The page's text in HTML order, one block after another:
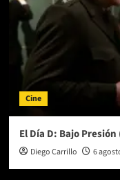
Cine
El Día D: Bajo Presión
Diego Carrillo 6